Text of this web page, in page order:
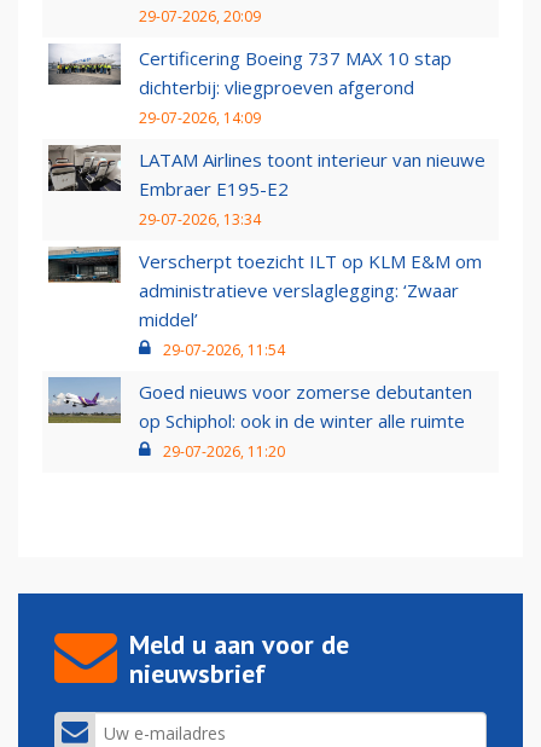
29-07-2026, 20:09
Certificering Boeing 737 MAX 10 stap
dichterbij: vliegproeven afgerond
29-07-2026, 14:09
LATAM Airlines toont interieur van nieuwe
Embraer E195-E2
29-07-2026, 13:34
Verscherpt toezicht ILT op KLM E&M om
administratieve verslaglegging: ‘Zwaar
middel’
29-07-2026, 11:54
Goed nieuws voor zomerse debutanten
op Schiphol: ook in de winter alle ruimte
29-07-2026, 11:20
Meld u aan voor de
nieuwsbrief